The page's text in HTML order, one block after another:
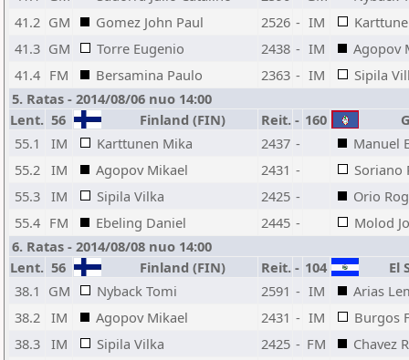
41.2 GM Gomez John Paul 2526 - IM
41.3 GM Torre Eugenio 2438 - IM
Agopov
41.4 FM Bersamina Paulo 2363 - IM
Sipila
5. Ratas - 2014/08/06 nuo 14:00
Lent. 56 Finland (FIN) Reit. - 160
55.1
IM Karttunen Mika 2437 -
Manuel
55.2 IM Agopov Mikael 2431 -
Soriano
55.3 IM Sipila Vilka 2425 -
Orio
55.4 FM Ebeling Daniel 2445 -
Molod
6. Ratas - 2014/08/08 nuo 14:00
Lent. 56 Finland (FIN) Reit. - 104
El
38.1 GM Nyback Tomi 2591 - IM
Arias
38.2 IM Agopov Mikael 2431 - IM
Burgos
38.3 IM Sipila Vilka 2425 - FM
Chavez